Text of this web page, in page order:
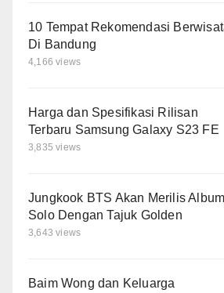
10 Tempat Rekomendasi
Di Bandung
4,166 views
Harga dan Spesifikasi Rilisan
Terbaru Samsung Galaxy S23 FE
3,835 views
Jungkook BTS Akan Merilis Album
Solo Dengan Tajuk Golden
3,643 views
Baim Wong dan Keluarga